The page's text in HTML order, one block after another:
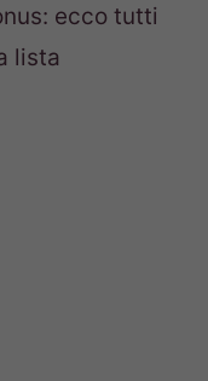
ecco tutti
lista